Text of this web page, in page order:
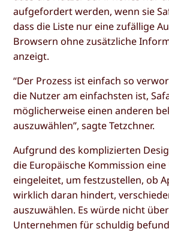
aufgefordert werden, wenn sie
dass die Liste nur eine zufällige
Browsern ohne zusätzliche
anzeigt.
“Der Prozess ist einfach so
die Nutzer am einfachsten ist,
möglicherweise einen anderen
auszuwählen”, sagte Tetzchner.
Aufgrund des komplizierten
die Europäische Kommission
eingeleitet, um festzustellen, ob
wirklich daran hindert,
auszuwählen. Es würde nicht
Unternehmen für schuldig